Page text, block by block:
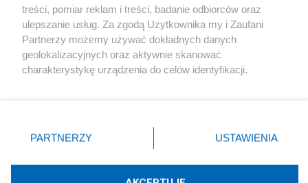
X Facebook Instagram Youtube
treści, pomiar reklam i treści, badanie odbiorców oraz
ulepszanie usług. Za zgodą Użytkownika my i Zaufani
Partnerzy możemy używać dokładnych danych
geolokalizacyjnych oraz aktywnie skanować
charakterystykę urządzenia do celów identyfikacji.
zmienić/wycofać klikając przycisk ustawień prywatności
znajdujący się w lewym dolnym rogu strony
rodzaje przetwarzania danych nie wymagają zgody
użytkownika, ale masz prawo sprzeciwić się takiemu
PARTNERZY USTAWIENIA